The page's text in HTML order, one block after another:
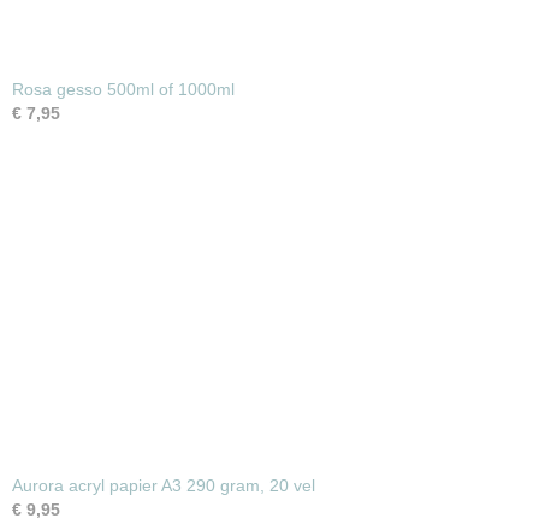
Rosa gesso 500ml of 1000ml
€ 7,95
Aurora acryl papier A3 290 gram, 20 vel
€ 9,95